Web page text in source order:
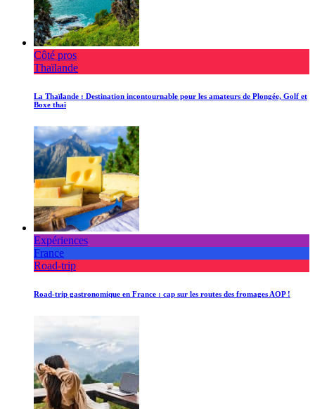
Côté pros
Thaïlande
La Thaïlande : Destination incontournable pour les amateurs de Plongée, Golf et
Boxe thaï
Expériences
France
Road-trip
Road-trip gastronomique en France : cap sur les routes des fromages AOP !